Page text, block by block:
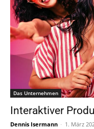
Das Unternehmen
Interaktiver
Dennis Isermann - 1. März